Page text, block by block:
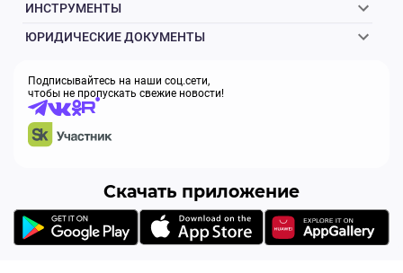
ИНСТРУМЕНТЫ
ЮРИДИЧЕСКИЕ ДОКУМЕНТЫ
Подписывайтесь на наши соц.сети,
чтобы не пропускать свежие новости!
Скачать приложение